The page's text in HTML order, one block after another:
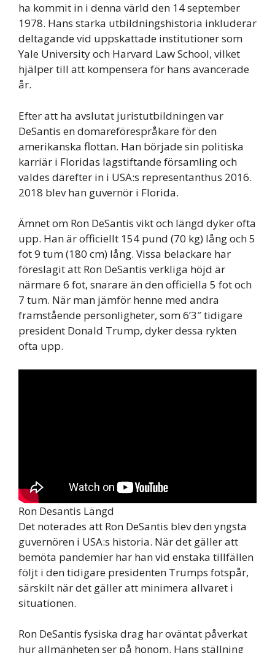
ha kommit in i denna värld den 14 september
1978. Hans starka utbildningshistoria inkluderar
deltagande vid uppskattade institutioner som
Yale University och Harvard Law School, vilket
hjälper till att kompensera för hans avancerade
år.
Efter att ha avslutat juristutbildningen var
DeSantis en domareförespråkare för den
amerikanska flottan. Han började sin politiska
karriär i Floridas lagstiftande församling och
valdes därefter in i USA:s representanthus 2016.
2018 blev han guvernör i Florida.
Ämnet om Ron DeSantis vikt och längd dyker ofta
upp. Han är officiellt 154 pund (70 kg) lång och 5
fot 9 tum (180 cm) lång. Vissa belackare har
föreslagit att Ron DeSantis verkliga höjd är
närmare 6 fot, snarare än den officiella 5 fot och
7 tum. När man jämför henne med andra
framstående personligheter, som 6’3″ tidigare
president Donald Trump, dyker dessa rykten
ofta upp.
Ron Desantis Längd
Det noterades att Ron DeSantis blev den yngsta
guvernören i USA:s historia. När det gäller att
bemöta pandemier har han vid enstaka tillfällen
följt i den tidigare presidenten Trumps fotspår,
särskilt när det gäller att minimera allvaret i
situationen.
Ron DeSantis fysiska drag har oväntat påverkat
hur allmänheten ser på honom. Hans ställning